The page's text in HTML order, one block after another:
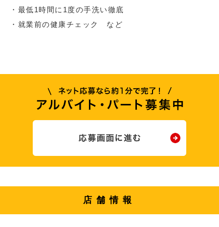
・最低1時間に1度の手洗い徹底
・就業前の健康チェック など
店舗情報